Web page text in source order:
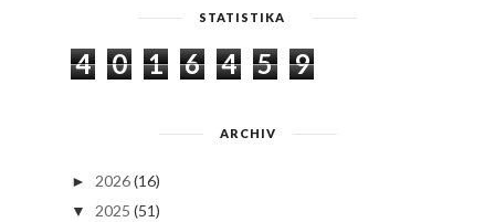
STATISTIKA
4 0 1 6 4 5 9
ARCHIV
► 2026(16)
▼ 2025 (51)